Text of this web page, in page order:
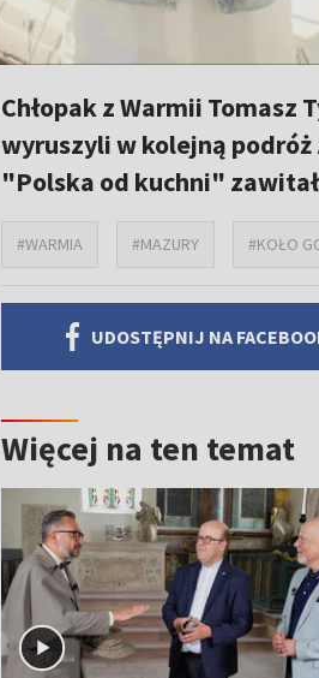
Chłopak z Warmii Tomasz
wyruszyli w kolejną
"Polska od kuchni"
#WARMIA #MAZURY #KOŁO
UDOSTĘPNIJ NA
Więcej na ten temat